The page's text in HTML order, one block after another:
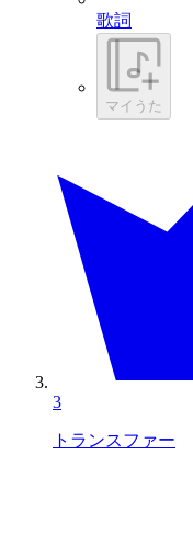
歌詞
マイうた
3
トランスファー